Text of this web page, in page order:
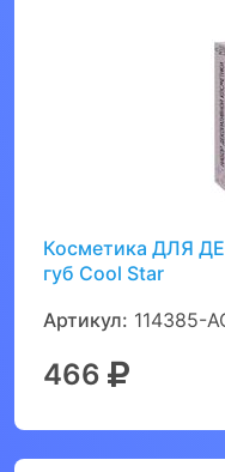
Косметика ДЛЯ
губ Cool Star
Артикул: 114385-
466